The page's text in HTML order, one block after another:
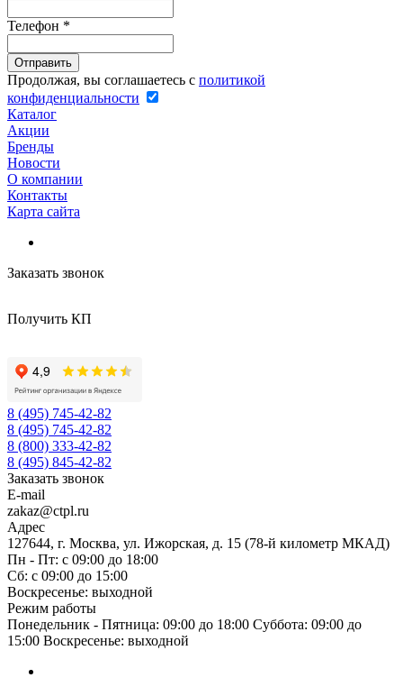
Телефон *
Продолжая, вы соглашаетесь с политикой
конфиденциальности
Каталог
Акции
Бренды
Новости
О компании
Контакты
Карта сайта
Заказать звонок
Получить КП
8 (495) 745-42-82
8 (495) 745-42-82
8 (800) 333-42-82
8 (495) 845-42-82
Заказать звонок
E-mail
zakaz@ctpl.ru
Адрес
127644, г. Москва, ул. Ижорская, д. 15 (78-й километр МКАД)
Пн - Пт: с 09:00 до 18:00
Сб: с 09:00 до 15:00
Воскресенье: выходной
Режим работы
Понедельник - Пятница: 09:00 до 18:00 Суббота: 09:00 до
15:00 Воскресенье: выходной